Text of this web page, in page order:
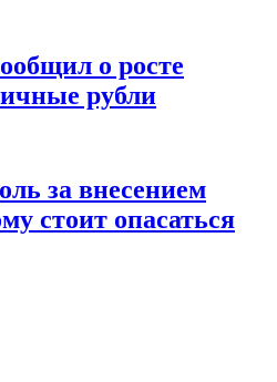
о росте
рубли
за внесением
стоит опасаться